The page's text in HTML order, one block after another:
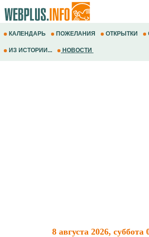
КАЛЕНДАРЬ ПОЖЕЛАНИЯ ОТКРЫТКИ
ИЗ ИСТОРИИ... НОВОСТИ
8 августа 2026, суббота